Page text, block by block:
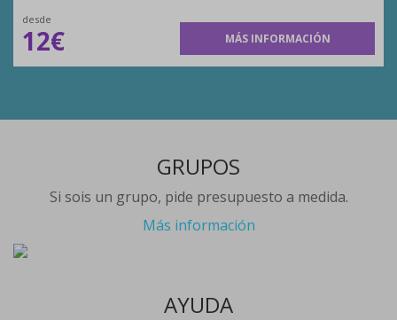
desde
12€ MÁS INFORMACIÓN
GRUPOS
Si sois un grupo, pide presupuesto a medida.
Más información
AYUDA